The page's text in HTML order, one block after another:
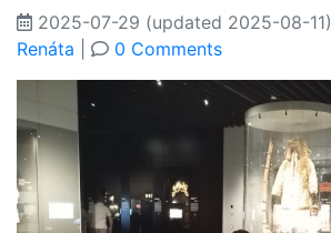
2025-07-29 (updated 2025-08-11)
Renáta
0 Comments